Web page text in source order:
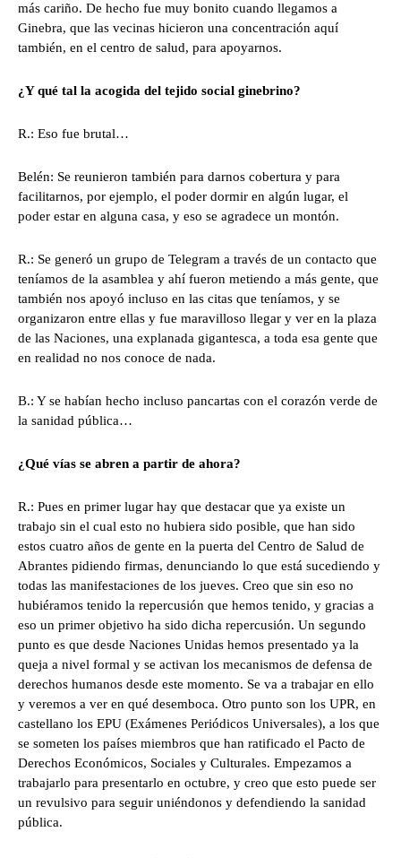
más cariño. De hecho fue muy bonito cuando llegamos a
Ginebra, que las vecinas hicieron una concentración aquí
también, en el centro de salud, para apoyarnos.
¿Y qué tal la acogida del tejido social ginebrino?
R.: Eso fue brutal…
Belén: Se reunieron también para darnos cobertura y para
facilitarnos, por ejemplo, el poder dormir en algún lugar, el
poder estar en alguna casa, y eso se agradece un montón.
R.: Se generó un grupo de Telegram a través de un contacto que
teníamos de la asamblea y ahí fueron metiendo a más gente, que
también nos apoyó incluso en las citas que teníamos, y se
organizaron entre ellas y fue maravilloso llegar y ver en la plaza
de las Naciones, una explanada gigantesca, a toda esa gente que
en realidad no nos conoce de nada.
B.: Y se habían hecho incluso pancartas con el corazón verde de
la sanidad pública…
¿Qué vías se abren a partir de ahora?
R.: Pues en primer lugar hay que destacar que ya existe un
trabajo sin el cual esto no hubiera sido posible, que han sido
estos cuatro años de gente en la puerta del Centro de Salud de
Abrantes pidiendo firmas, denunciando lo que está sucediendo y
todas las manifestaciones de los jueves. Creo que sin eso no
hubiéramos tenido la repercusión que hemos tenido, y gracias a
eso un primer objetivo ha sido dicha repercusión. Un segundo
punto es que desde Naciones Unidas hemos presentado ya la
queja a nivel formal y se activan los mecanismos de defensa de
derechos humanos desde este momento. Se va a trabajar en ello
y veremos a ver en qué desemboca. Otro punto son los UPR, en
castellano los EPU (Exámenes Periódicos Universales), a los que
se someten los países miembros que han ratificado el Pacto de
Derechos Económicos, Sociales y Culturales. Empezamos a
trabajarlo para presentarlo en octubre, y creo que esto puede ser
un revulsivo para seguir uniéndonos y defendiendo la sanidad
pública.